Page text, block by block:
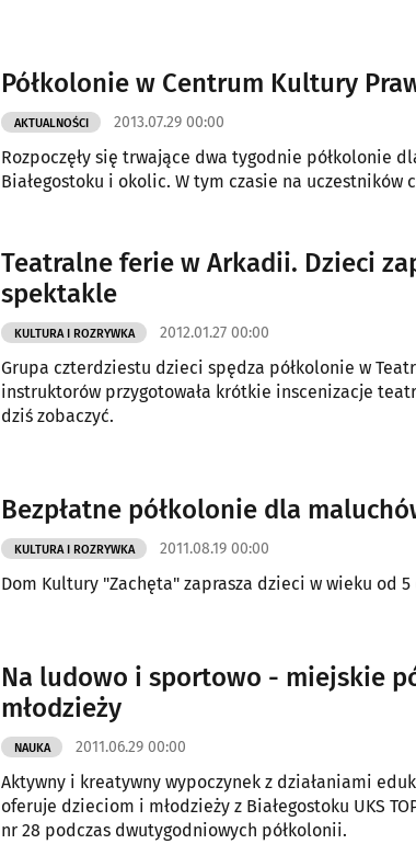
Półkolonie w Centrum Kultury
AKTUALNOŚCI 2013.07.29 00:00
Rozpoczęły się trwające dwa tygodnie półkolonie
Białegostoku i okolic. W tym czasie na uczestników
Teatralne ferie w Arkadii. Dzieci
spektakle
KULTURA I ROZRYWKA 2012.01.27 00:00
Grupa czterdziestu dzieci spędza półkolonie w
instruktorów przygotowała krótkie inscenizacje
dziś zobaczyć.
Bezpłatne półkolonie dla
KULTURA I ROZRYWKA 2011.08.19 00:00
Dom Kultury "Zachęta" zaprasza dzieci w wieku od
Na ludowo i sportowo - miejskie
młodzieży
NAUKA 2011.06.29 00:00
Aktywny i kreatywny wypoczynek z działaniami
oferuje dzieciom i młodzieży z Białegostoku UKS
nr 28 podczas dwutygodniowych półkolonii.